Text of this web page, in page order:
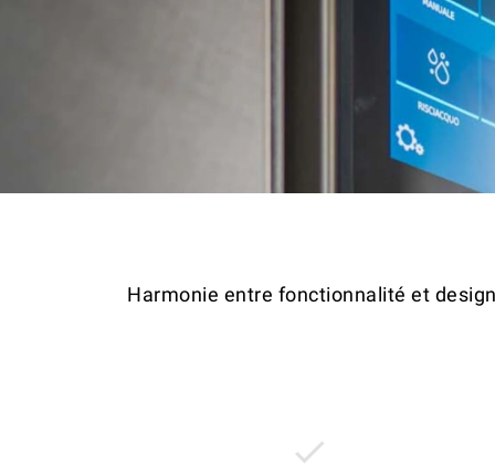
Harmonie entre fonctionnalité et